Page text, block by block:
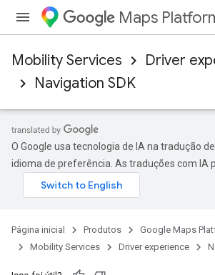
Maps
Mobility Services
Driver
Navigation SDK
O Google usa tecnologia de IA na tradução
idioma de preferência. As traduções com IA
Página inicial Produtos
Google Maps
Mobility Services
Driver experience